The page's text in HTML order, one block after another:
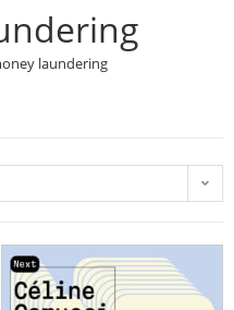
laundering